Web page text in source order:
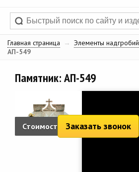
Главная страница → Элементы надгробий
АП-549
Памятник: АП-549
Стоимость: 4 612 руб.
Заказать звонок